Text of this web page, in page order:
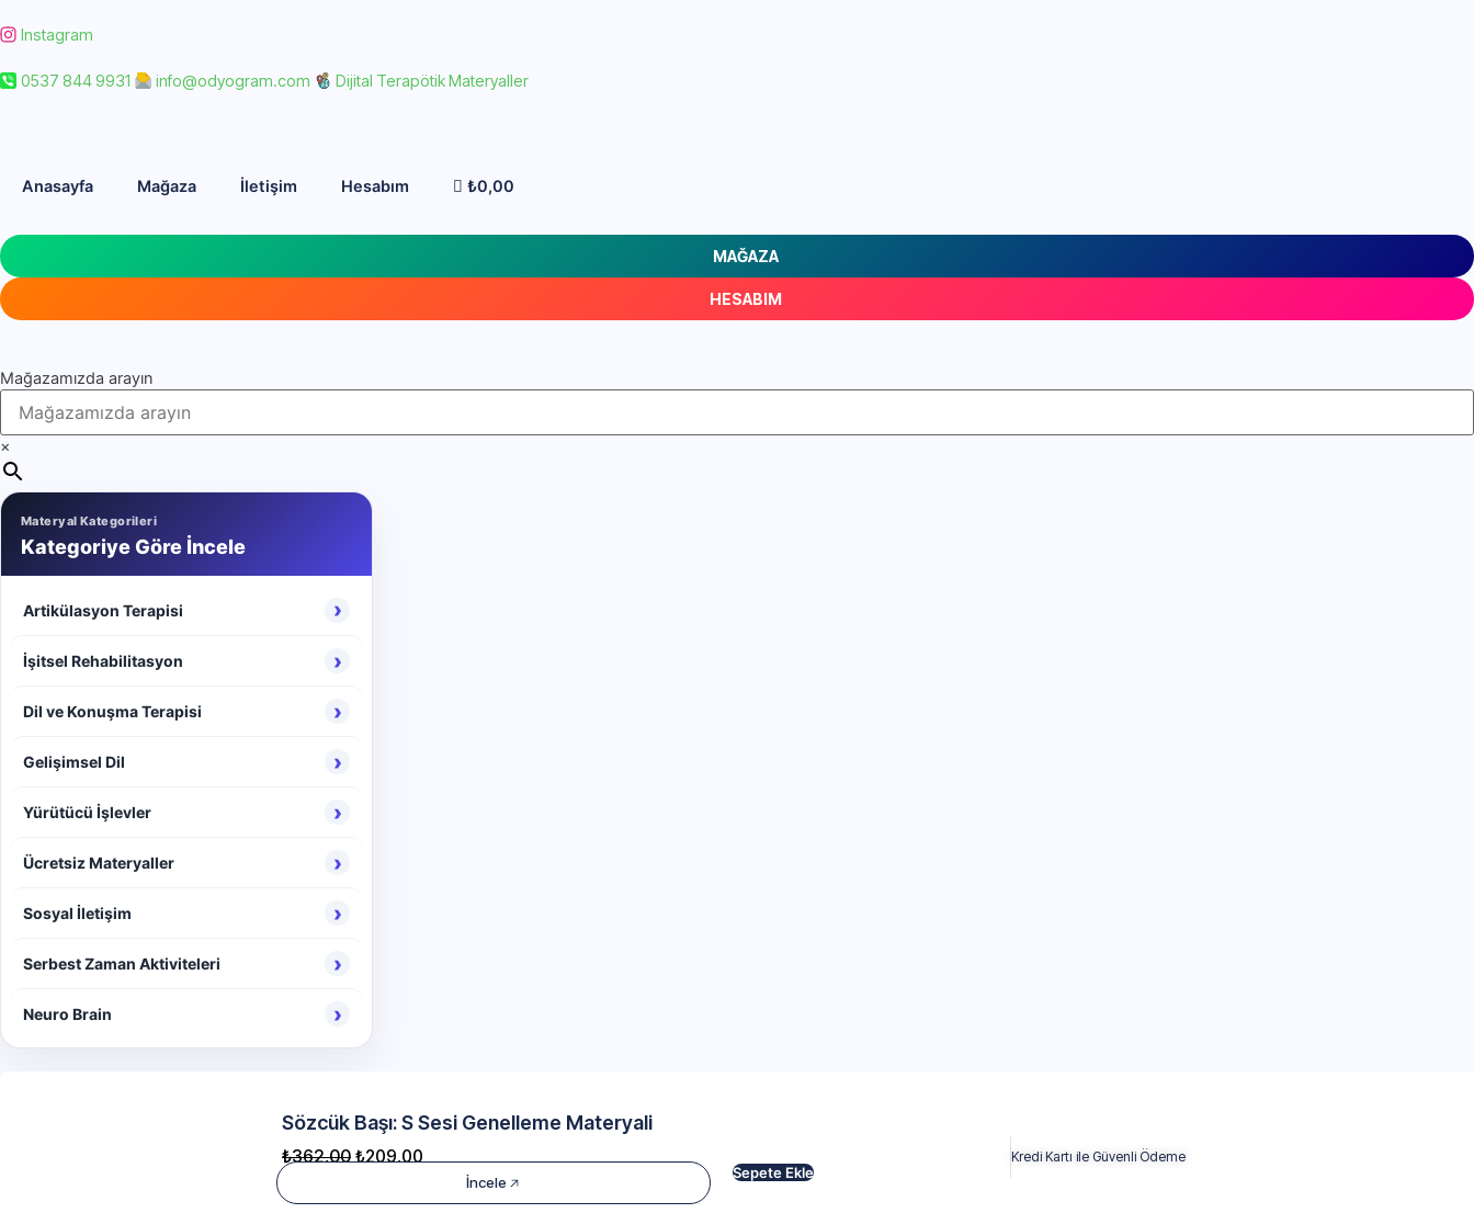
Instagram
0537 844 9931 info@odyogram.com Dijital Terapötik Materyaller
Anasayfa Mağaza İletişim Hesabım ₺0,00
MAĞAZA
HESABIM
Mağazamızda arayın
×
Materyal Kategorileri
Kategoriye Göre İncele
Artikülasyon Terapisi ›
İşitsel Rehabilitasyon ›
Dil ve Konuşma Terapisi ›
Gelişimsel Dil ›
Yürütücü İşlevler ›
Ücretsiz Materyaller ›
Sosyal İletişim ›
Serbest Zaman Aktiviteleri ›
Neuro Brain ›
Sözcük Başı: S Sesi Genelleme Materyali
₺362,00 ₺209,00 Kredi Kartı ile Güvenli Ödeme
İncele
Sepete Ekle